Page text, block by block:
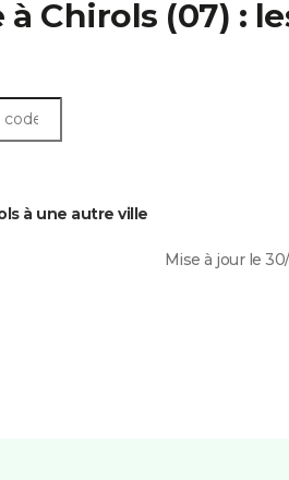
Chirols (07) :
à une autre ville
Mise à jour le